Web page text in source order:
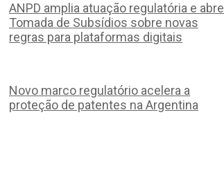
ANPD amplia atuação regulatória e abre
Tomada de Subsídios sobre novas
regras para plataformas digitais
Novo marco regulatório acelera a
proteção de patentes na Argentina